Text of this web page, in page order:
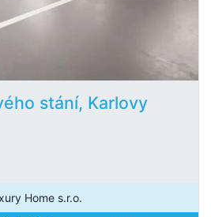
stání, Karlovy
Home s.r.o.